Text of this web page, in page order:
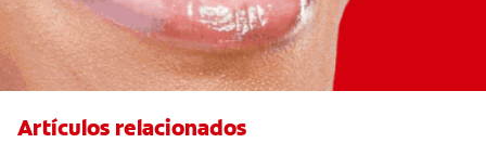
Artículos relacionados